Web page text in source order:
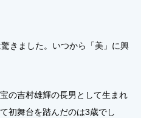
きました。いつから「美」に興
の吉村雄輝の長男として生まれ
初舞台を踏んだのは3歳でし